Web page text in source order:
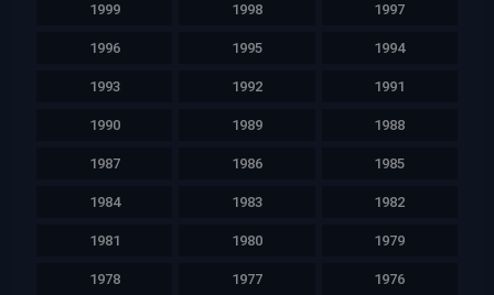
1999 1998 1997
1996 1995 1994
1993 1992 1991
1990 1989 1988
1987 1986 1985
1984 1983 1982
1981 1980 1979
1978 1977 1976